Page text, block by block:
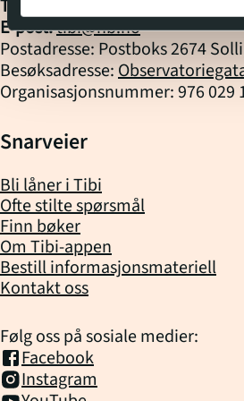
havets vald vert Støre
forvandla til både
heltemodig storsymjar
og duppande flaskepost,
til både Odyssevs og
Tlf. biblioteket:
22 06 88 10(kl.
E-post:tibi@nb.no
Postadresse: Postboks 2674
Besøksadresse:
Organisasjonsnummer: 976 029
Snarveier
Bli låner i Tibi
Ofte stilte spørsmål
Finn bøker
Om Tibi-appen
Bestill informasjonsmateriell
Kontakt oss
Følg oss på sosiale medier:
Facebook
Instagram